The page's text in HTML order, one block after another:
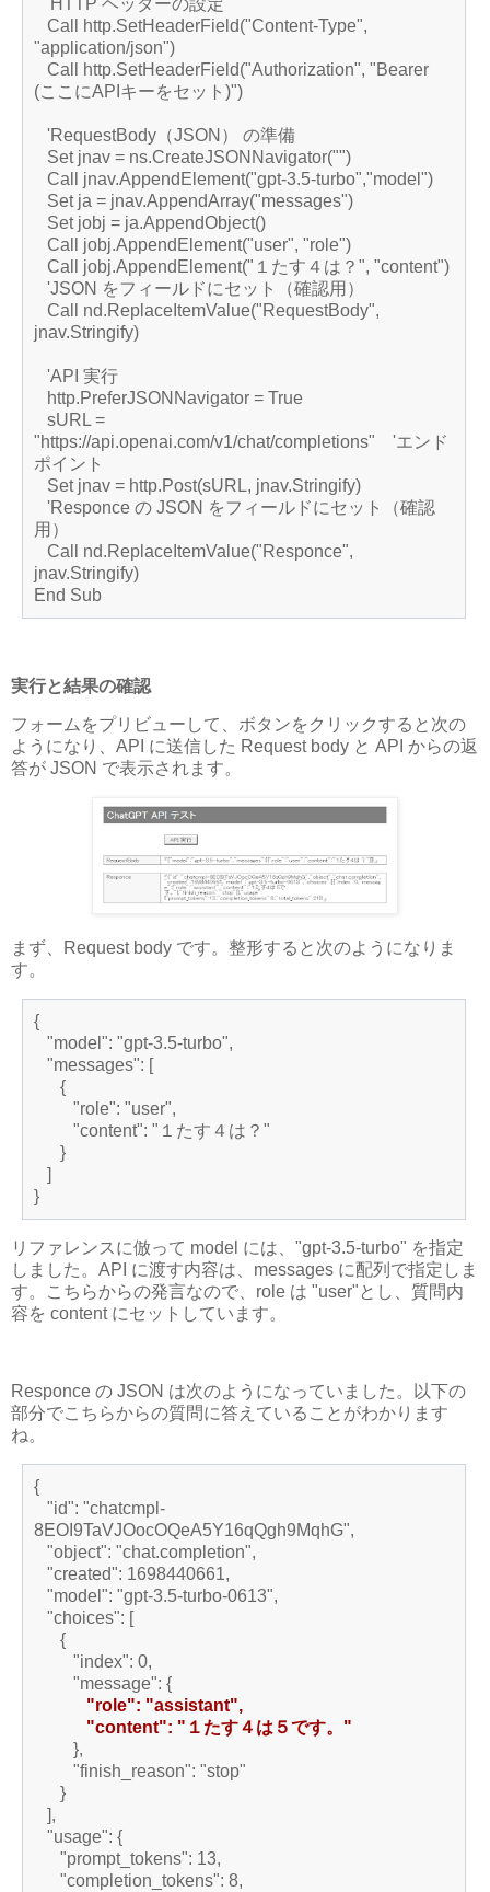
'HTTP ヘッダーの設定
Call http.SetHeaderField("Content-Type",
"application/json")
Call http.SetHeaderField("Authorization", "Bearer
(ここにAPIキーをセット)")
'RequestBody（JSON） の準備
Set jnav = ns.CreateJSONNavigator("")
Call jnav.AppendElement("gpt-3.5-turbo","model")
Set ja = jnav.AppendArray("messages")
Set jobj = ja.AppendObject()
Call jobj.AppendElement("user", "role")
Call jobj.AppendElement("１たす４は？", "content")
'JSON をフィールドにセット（確認用）
Call nd.ReplaceItemValue("RequestBody",
jnav.Stringify)
'API 実行
http.PreferJSONNavigator = True
sURL =
"https://api.openai.com/v1/chat/completions" 'エンド
ポイント
Set jnav = http.Post(sURL, jnav.Stringify)
'Responce の JSON をフィールドにセット（確認
用）
Call nd.ReplaceItemValue("Responce",
jnav.Stringify)
End Sub
実行と結果の確認
フォームをプリビューして、ボタンをクリックすると次の
ようになり、API に送信した Request body と API からの返
答が JSON で表示されます。
まず、Request body です。整形すると次のようになりま
す。
{
"model": "gpt-3.5-turbo",
"messages": [
{
"role": "user",
"content": "１たす４は？"
}
]
}
リファレンスに倣って model には、"gpt-3.5-turbo" を指定
しました。API に渡す内容は、messages に配列で指定しま
す。こちらからの発言なので、role は "user"とし、質問内
容を content にセットしています。
Responce の JSON は次のようになっていました。以下の
部分でこちらからの質問に答えていることがわかります
ね。
{
"id": "chatcmpl-
8EOI9TaVJOocOQeA5Y16qQgh9MqhG",
"object": "chat.completion",
"created": 1698440661,
"model": "gpt-3.5-turbo-0613",
"choices": [
{
"index": 0,
"message": {
"role": "assistant",
"content": "１たす４は５です。"
},
"finish_reason": "stop"
}
],
"usage": {
"prompt_tokens": 13,
"completion_tokens": 8,